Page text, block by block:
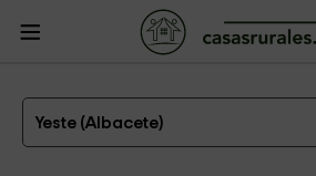
Casas Rurales
Albergues Albacete
Albergues Yeste
Yeste (Albacete)